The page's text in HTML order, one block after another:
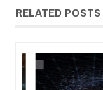
RELATED POSTS
EXTRANOTIX MISTERIO